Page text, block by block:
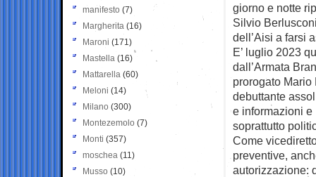
giorno e notte
Silvio
dell’Aisi a farsi
E’ luglio 2023
dall’Armata
prorogato Mario
debuttante
e informazioni
soprattutto
Come
preventive,
autorizzazione:
manifesto (7)
Margherita (16)
Maroni (171)
Mastella (16)
Mattarella (60)
Meloni (14)
Milano (300)
Montezemolo (7)
Monti (357)
moschea (11)
Musso (10)